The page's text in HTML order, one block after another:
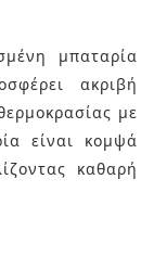
μπαταρία
ακριβή
με
είναι κομψά
καθαρή